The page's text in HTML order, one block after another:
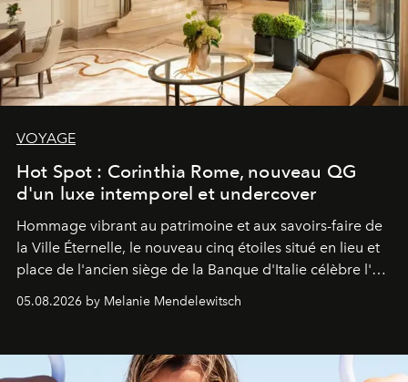
VOYAGE
Hot Spot : Corinthia Rome, nouveau QG
d'un luxe intemporel et undercover
Hommage vibrant au patrimoine et aux savoirs-faire de
la Ville Éternelle, le nouveau cinq étoiles situé en lieu et
place de l'ancien siège de la Banque d'Italie célèbre l'art
05.08.2026 by Melanie Mendelewitsch